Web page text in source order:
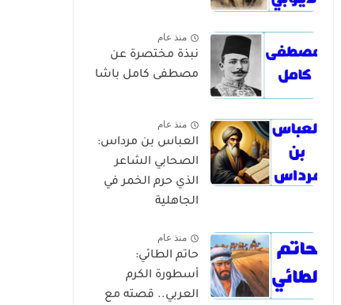
منذ عام
نبذة مختصرة عن
مصطفى كامل باشا
منذ عام
العباس بن مرداس:
الصحابي الشاعر
الذي حرم الخمر في
الجاهلية
منذ عام
حاتم الطائي:
أسطورة الكرم
العربي.. قصته مع